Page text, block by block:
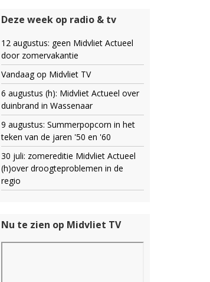
Deze week op radio & tv
12 augustus: geen Midvliet Actueel
door zomervakantie
Vandaag op Midvliet TV
6 augustus (h): Midvliet Actueel over
duinbrand in Wassenaar
9 augustus: Summerpopcorn in het
teken van de jaren '50 en '60
30 juli: zomereditie Midvliet Actueel
(h)over droogteproblemen in de
regio
Nu te zien op Midvliet TV